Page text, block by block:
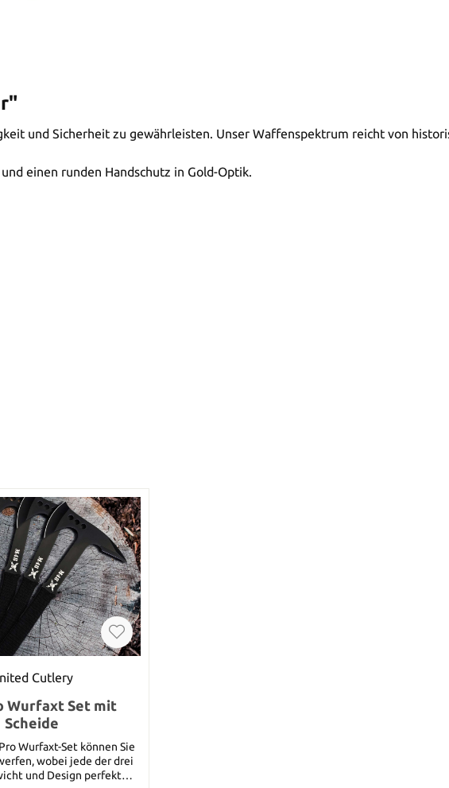
und Sicherheit zu gewährleisten. Unser Waffenspektrum reicht von
einen runden Handschutz in Gold-Optik.
Cutlery
Wurfaxt Set mit
Scheide
Wurfaxt-Set können Sie
wobei jede der drei
und Design perfekt